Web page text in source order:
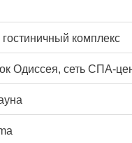
гостиничный комплекс
Одиссея, сеть СПА-